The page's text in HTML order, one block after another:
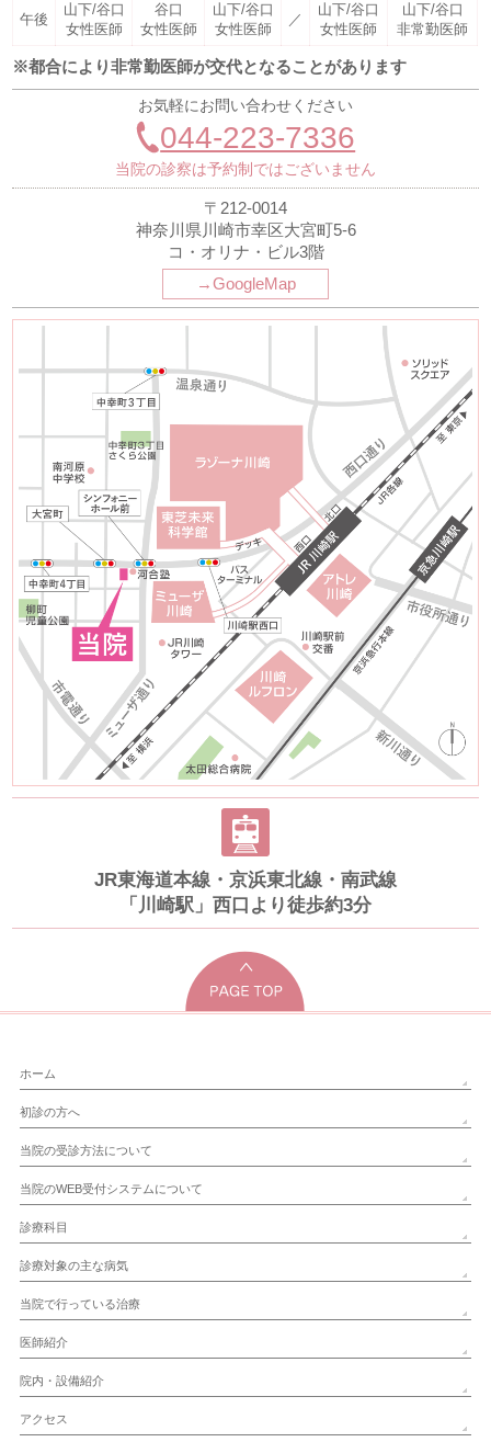
午後
山下/谷口
女性医師
谷口
女性医師
山下/谷口
女性医師
／
山下/谷口
女性医師
山下/谷口
非常勤医師
※都合により非常勤医師が交代となることがあります
お気軽にお問い合わせください
044-223-7336
当院の診察は予約制ではございません
〒212-0014
神奈川県川崎市幸区大宮町5-6
コ・オリナ・ビル3階
→GoogleMap
JR東海道本線・京浜東北線・南武線
「川崎駅」西口より徒歩約3分
ホーム
初診の方へ
当院の受診方法について
当院のWEB受付システムについて
診療科目
診療対象の主な病気
当院で行っている治療
医師紹介
院内・設備紹介
アクセス